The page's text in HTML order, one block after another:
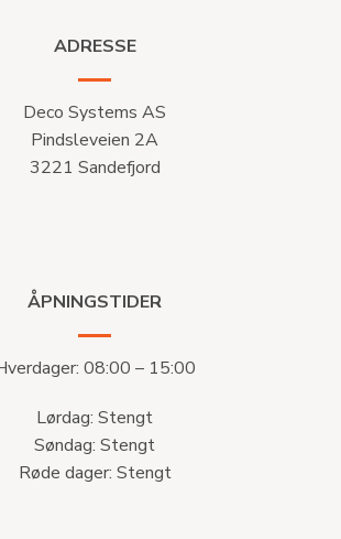
ADRESSE
Deco Systems AS
Pindsleveien 2A
3221 Sandefjord
ÅPNINGSTIDER
08:00 – 15:00
Lørdag: Stengt
Søndag: Stengt
Røde dager: Stengt